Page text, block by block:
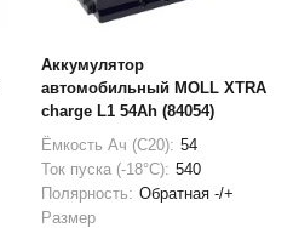
Аккумулятор
автомобильный MOLL XTRA
charge L1 54Ah (84054)
Ёмкость Ач (С20): 54
Ток пуска (-18°С): 540
Полярность: Обратная -/+
Размер